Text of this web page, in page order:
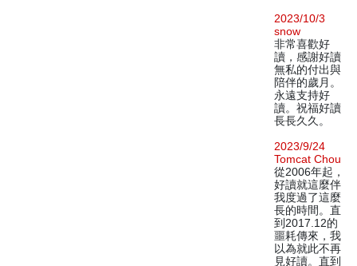
2023/10/3
snow
非常喜歡好
讀，感謝好讀
無私的付出與
陪伴的歲月。
永遠支持好
讀。祝福好讀
長長久久。
2023/9/24
Tomcat Chou
從2006年起，
好讀就這麼伴
我度過了這麼
長的時間。直
到2017.12的
噩耗傳來，我
以為就此不再
見好讀。直到